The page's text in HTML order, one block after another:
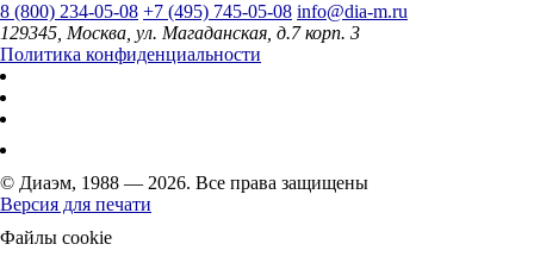
8 (800) 234-05-08 +7 (495) 745-05-08 info@dia-m.ru
129345, Москва, ул. Магаданская, д.7 корп. 3
Политика конфиденциальности
© Диаэм, 1988 — 2026. Все права защищены
Версия для печати
Файлы cookie